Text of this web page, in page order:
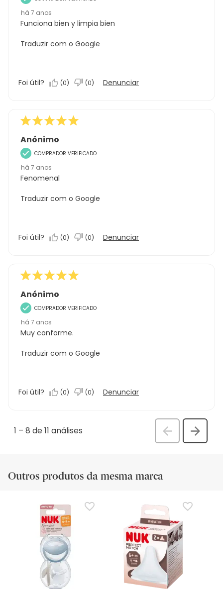
há 7 anos
Funciona bien y limpia bien
Traduzir com o Google
Foi útil? (0) (0) Denunciar
Anónimo
COMPRADOR VERIFICADO
há 7 anos
Fenomenal
Traduzir com o Google
Foi útil? (0) (0) Denunciar
Anónimo
COMPRADOR VERIFICADO
há 7 anos
Muy conforme.
Traduzir com o Google
Foi útil? (0) (0) Denunciar
1 – 8 de 11 análises
Anterior
Outros produtos da mesma marca